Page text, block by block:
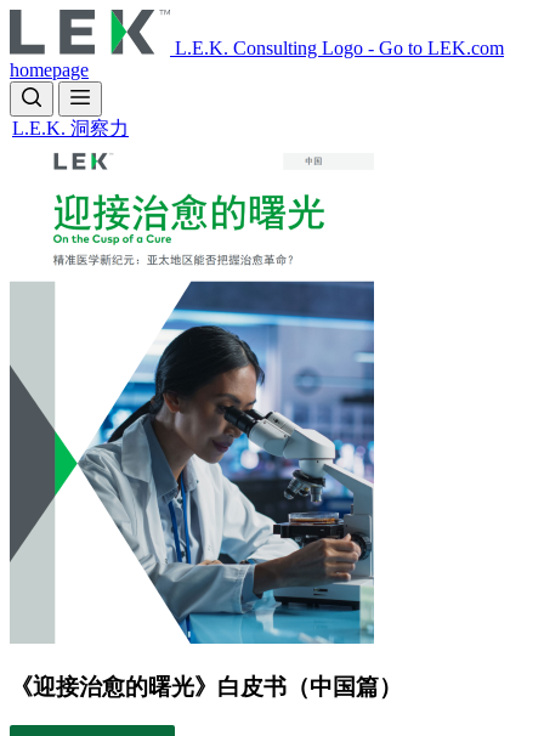
to
main
content
L.E.K. Consulting Logo - Go to LEK.com
homepage
L.E.K. 洞察力
Image
《迎接治愈的曙光》白皮书（中国篇）